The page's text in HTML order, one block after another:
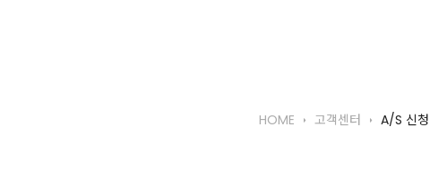
HOME 고객센터 A/S 신청